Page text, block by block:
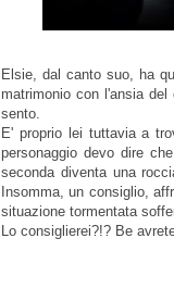
Elsie, dal canto suo, ha
matrimonio con l'ansia
sento.
E' proprio lei tuttavia a
personaggio devo dire
seconda diventa una
Insomma, un consiglio,
situazione tormentata
Lo consiglierei?!? Be